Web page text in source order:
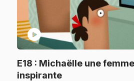
play_circle
E18 : Michaëlle une
inspirante.